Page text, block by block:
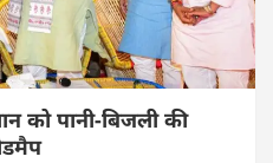
को पानी-बिजली की